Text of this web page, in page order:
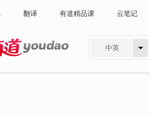
翻译 有道精品课 云笔记
中英